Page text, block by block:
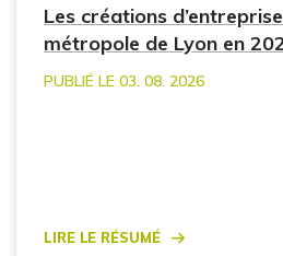
Les créations
métropole de Lyon en
PUBLIÉ LE 03. 08. 2026
Lire le résumé